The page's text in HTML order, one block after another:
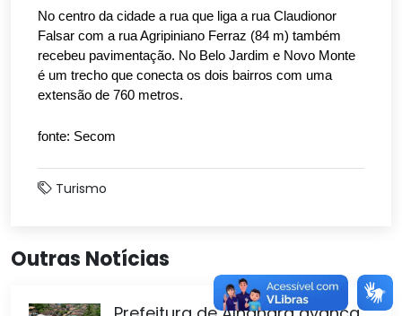
No centro da cidade a rua que liga a rua Claudionor
Falsar com a rua Agripiniano Ferraz (84 m) também
recebeu pavimentação. No Belo Jardim e Novo Monte
é um trecho que conecta os dois bairros com uma
extensão de 760 metros.
fonte: Secom
Turismo
Outras Notícias